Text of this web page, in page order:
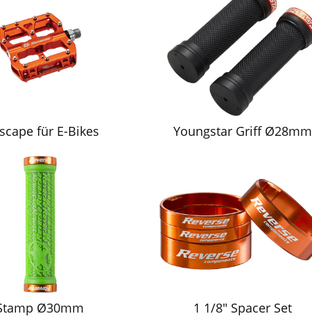
für E-Bikes Youngstar Griff Ø28mm
Ø30mm 1 1/8" Spacer Set